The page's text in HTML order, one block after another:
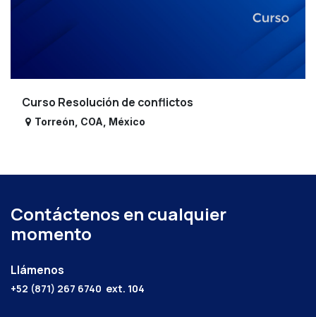
Curso Resolución de conflictos
Torreón COA México
Contáctenos en cualquier
momento
Llámenos
+52 (871) 267 6740 ext. 104